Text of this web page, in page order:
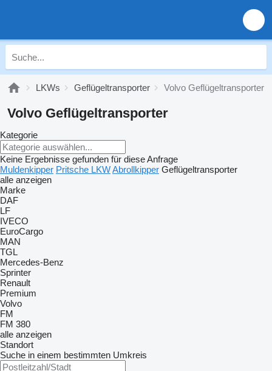
LKWs Geflügeltransporter Volvo Geflügeltransporter
Volvo Geflügeltransporter
Kategorie
Keine Ergebnisse gefunden für diese Anfrage
Muldenkipper Pritsche LKWAbrollkipper Geflügeltransporter
alle anzeigen
Marke
DAF
LF
IVECO
EuroCargo
MAN
TGL
Mercedes-Benz
Sprinter
Renault
Premium
Volvo
FM
FM 380
alle anzeigen
Standort
Suche in einem bestimmten Umkreis